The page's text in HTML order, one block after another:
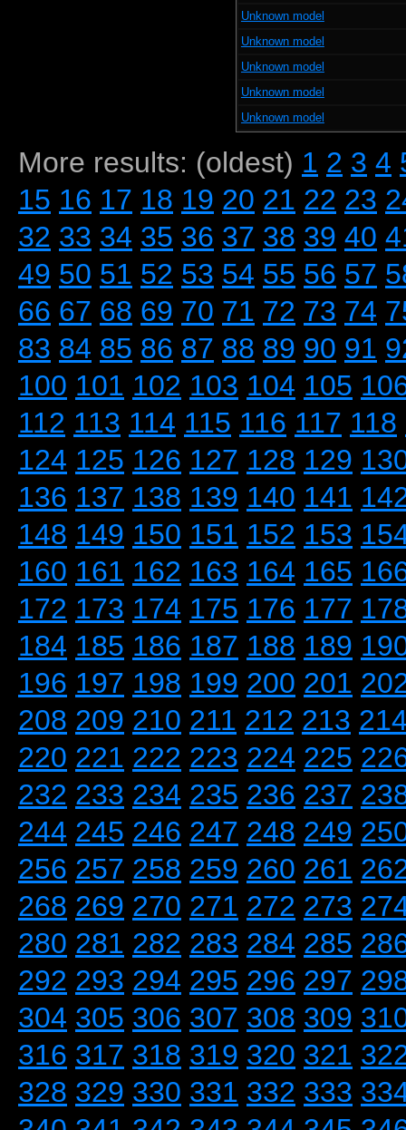
Unknown model
Unknown model
Unknown model
Unknown model
Unknown model
More results: (oldest) 1 2 3 4
15 16 17 18 19 20 21 22 23
32 33 34 35 36 37 38 39 40
49 50 51 52 53 54 55 56 57
66 67 68 69 70 71 72 73 74
83 84 85 86 87 88 89 90 91
100 101 102 103 104 105
112 113 114 115 116 117 118
124 125 126 127 128 129
136 137 138 139 140 141
148 149 150 151 152 153
160 161 162 163 164 165
172 173 174 175 176 177
184 185 186 187 188 189
196 197 198 199 200 201
208 209 210 211 212 213
220 221 222 223 224 225
232 233 234 235 236 237
244 245 246 247 248 249
256 257 258 259 260 261
268 269 270 271 272 273
280 281 282 283 284 285
292 293 294 295 296 297
304 305 306 307 308 309
316 317 318 319 320 321
328 329 330 331 332 333